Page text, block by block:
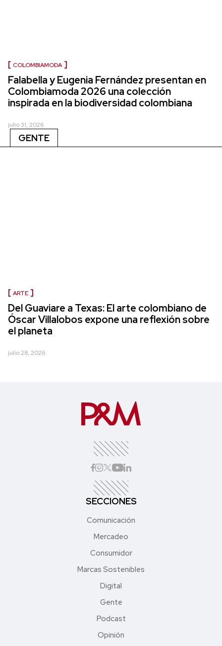
COLOMBIAMODA
Falabella y Eugenia Fernández presentan en
Colombiamoda 2026 una colección
inspirada en la biodiversidad colombiana
julio 31, 2026
GENTE
ARTE
Del Guaviare a Texas: El arte colombiano de
Óscar Villalobos expone una reflexión sobre
el planeta
julio 28, 2026
SECCIONES
Comunicación
Mercadeo
Consumidor
Marcas Sostenibles
Digital
Gente
Podcast
Opinión